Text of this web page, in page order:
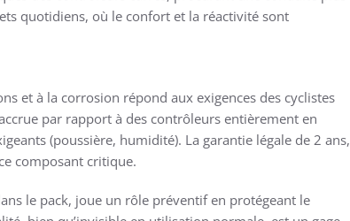
quotidiens, où le confort et la réactivité sont
et à la corrosion répond aux exigences des cyclistes
par rapport à des contrôleurs entièrement en
(poussière, humidité). La garantie légale de 2 ans,
composant critique.
le pack, joue un rôle préventif en protégeant le